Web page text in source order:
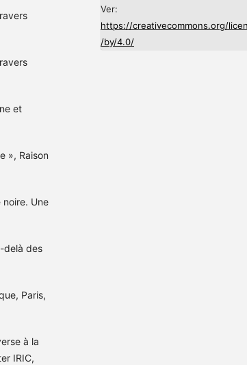
et
», Raison
noire. Une
delà des
Paris,
à la
IRIC,
Ver:
https://creativecommons.org/
/by/4.0/